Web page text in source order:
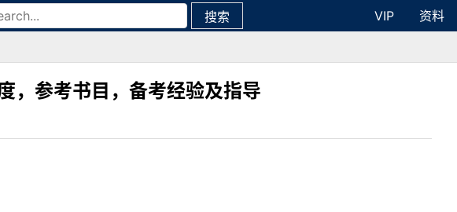
搜索 VIP
资料
，参考书目，备考经验及指导